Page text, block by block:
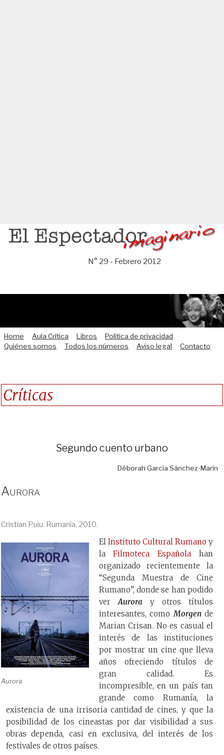
Saltar
N° 29 - Febrero 2012
Home Aula Crítica Libros
Política de privacidad
Quiénes somos
Todos los números Aviso legal Contacto
Críticas
Segundo cuento urbano
Déborah García Sánchez-Marín
Aurora
Cristian Puiu. Rumanía, 2010.
Aurora
El Instituto Cultural Rumano y
laFilmoteca Española han
organizado recientemente la
“Segunda Muestra de Cine
Rumano”, donde se han podido
verAurora y otros títulos
interesantes, comoMorgende
Marian Crisan. No es casual el
interés de las instituciones
por mostrar un cine que lleva
años ofreciendo títulos de
gran calidad. Es
incompresible, en un país tan
grande como Rumanía, la
existencia de una irrisoria cantidad de cines, y que la
posibilidad de los cineastas por dar visibilidad a sus
obras dependa, casi en exclusiva, del interés de los
festivales de otros países.